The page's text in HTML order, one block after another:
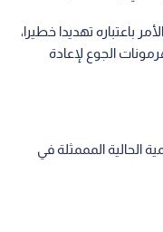
باعتباره تهديدا خطيرا،
الجوع لإعادة
الحالية المممثلة في